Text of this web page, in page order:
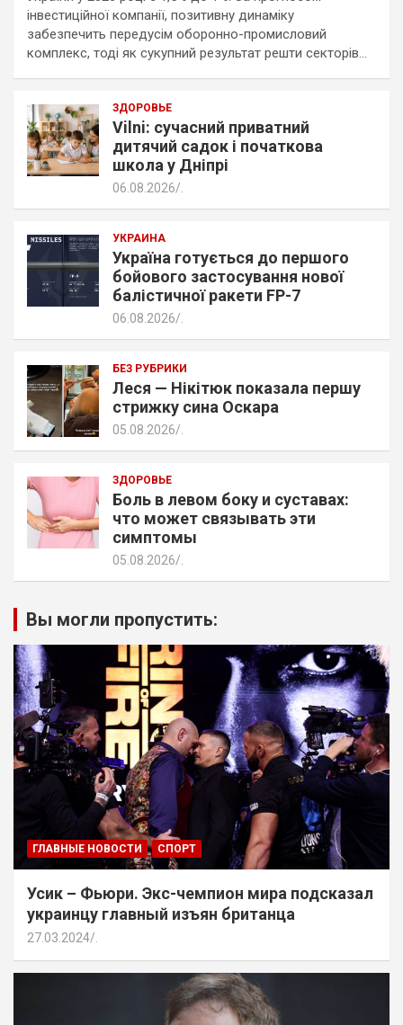
інвестиційної компанії, позитивну динаміку
забезпечить передусім оборонно-промисловий
комплекс, тоді як сукупний результат решти секторів…
ЗДОРОВЬЕ
Vilni: сучасний приватний
дитячий садок і початкова
школа у Дніпрі
06.08.2026
УКРАИНА
Україна готується до першого
бойового застосування нової
балістичної ракети FP-7
06.08.2026
БЕЗ РУБРИКИ
Леся — Нікітюк показала першу
стрижку сина Оскара
05.08.2026
ЗДОРОВЬЕ
Боль в левом боку и суставах:
что может связывать эти
симптомы
05.08.2026
Вы могли пропустить:
ГЛАВНЫЕ НОВОСТИ СПОРТ
Усик – Фьюри. Экс-чемпион мира подсказал
украинцу главный изъян британца
27.03.2024 .